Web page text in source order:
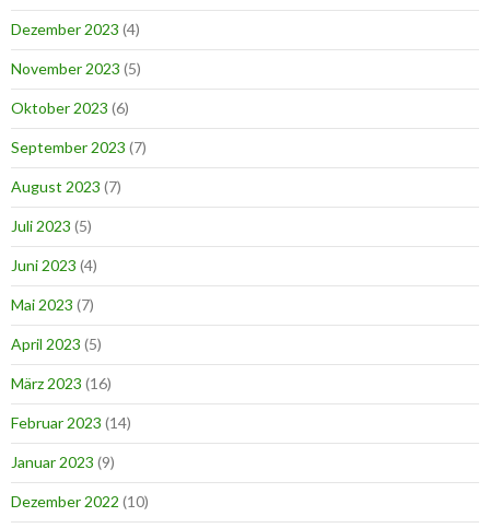
Dezember 2023 (4)
November 2023 (5)
Oktober 2023 (6)
September 2023 (7)
August 2023 (7)
Juli 2023 (5)
Juni 2023 (4)
Mai 2023 (7)
April 2023 (5)
März 2023 (16)
Februar 2023 (14)
Januar 2023 (9)
Dezember 2022 (10)